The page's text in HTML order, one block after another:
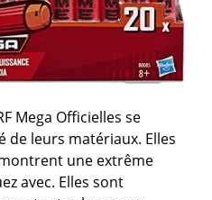
Mega Officielles se
leurs matériaux. Elles
une extrême
avec. Elles sont